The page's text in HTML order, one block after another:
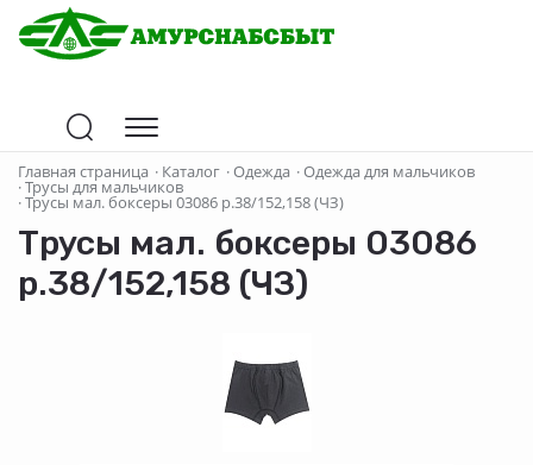
Главная страница · Каталог ·Одежда ·Одежда для мальчиков
·Трусы для мальчиков
·Трусы мал. боксеры 03086 р.38/152,158 (ЧЗ)
Трусы мал. боксеры 03086
р.38/152,158 (ЧЗ)